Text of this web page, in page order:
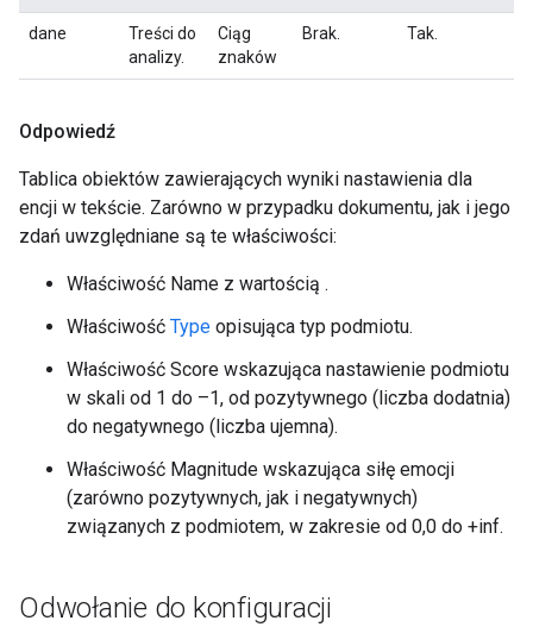
dane
Treści do
analizy.
Ciąg
znaków
Brak. Tak.
Odpowiedź
Tablica obiektów zawierających wyniki nastawienia dla
encji w tekście. Zarówno w przypadku dokumentu, jak i jego
zdań uwzględniane są te właściwości:
Właściwość Name z wartością .
Właściwość Type opisująca typ podmiotu.
Właściwość Score wskazująca nastawienie podmiotu
w skali od 1 do –1, od pozytywnego (liczba dodatnia)
do negatywnego (liczba ujemna).
Właściwość Magnitude wskazująca siłę emocji
(zarówno pozytywnych, jak i negatywnych)
związanych z podmiotem, w zakresie od 0,0 do +inf.
Odwołanie do konfiguracji